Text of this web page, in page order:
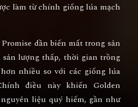
làm từ chính giống lúa mạch
dần biến mất trong sản
lượng thấp, thời gian trồng
nhiều so với các giống lúa
điều này khiến Golden
liệu quý hiếm, gần như